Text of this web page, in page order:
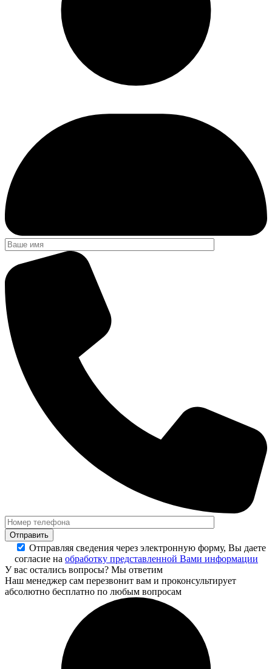
Отправляя сведения через электронную форму, Вы даете
согласие на обработку представленной Вами информации
У вас остались вопросы? Мы ответим
Наш менеджер сам перезвонит вам и проконсультирует
абсолютно бесплатно по любым вопросам